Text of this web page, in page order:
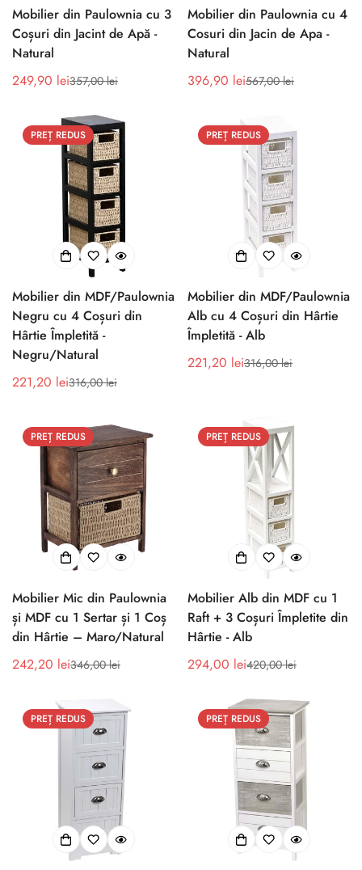
Mobilier din Paulownia cu 3
Coșuri din Jacint de Apă -
Natural
Preț
vânzare
249,90 lei
Preț
357,00 lei
Mobilier din Paulownia cu 4
Cosuri din Jacin de Apa -
Natural
Preț
vânzare
396,90 lei
Preț
567,00 lei
PREȚ REDUS
Mobilier din MDF/Paulownia
Negru cu 4 Coșuri din
Hârtie Împletită -
Negru/Natural
Preț
vânzare
221,20 lei
Preț
316,00 lei
PREȚ REDUS
Mobilier din MDF/Paulownia
Alb cu 4 Coșuri din Hârtie
Împletită - Alb
Preț
221,20 lei
Preț
316,00 lei
PREȚ REDUS
Mobilier Mic din Paulownia
și MDF cu 1 Sertar și 1 Coș
din Hârtie – Maro/Natural
Preț
vânzare
242,20 lei
Preț
346,00 lei
PREȚ REDUS
Mobilier Alb din MDF cu 1
Raft + 3 Coșuri Împletite din
Hârtie - Alb
Preț
vânzare
294,00 lei
Preț
420,00 lei
PREȚ REDUS PREȚ REDUS